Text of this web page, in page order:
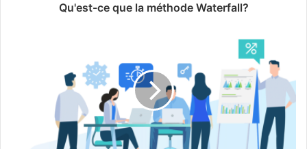
Qu'est-ce que la méthode Waterfall?